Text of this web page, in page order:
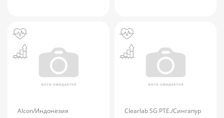
Alcon/Индонезия Clearlab SG PTE./Сингапур